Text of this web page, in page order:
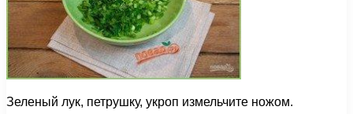
Зеленый лук, петрушку, укроп измельчите ножом.